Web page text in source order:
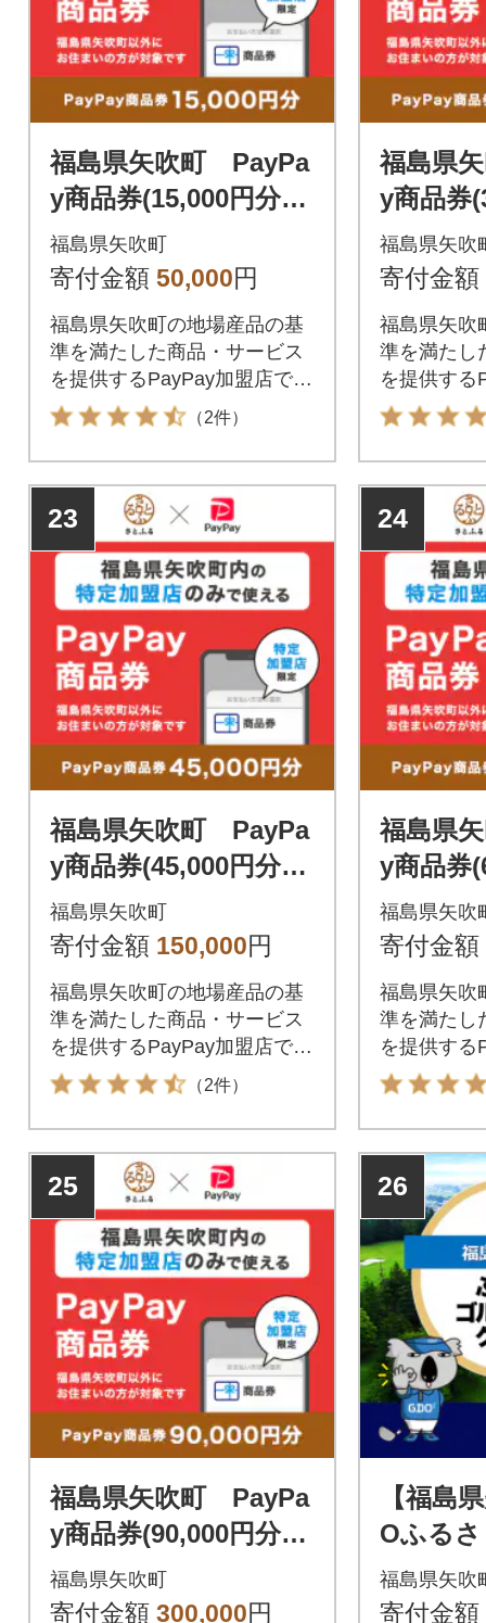
福島県矢吹町 PayPa
y商品券(15,000円分)
※地域内の一部の加盟
店のみで利用可
福島県矢吹町
寄付金額 50,000円
福島県矢吹町の地場産品の基
準を満たした商品・サービス
を提供するPayPay加盟店での
お支払いにご利用いただけま
す。福島県矢吹町在住の方は
PayPay商品券を受け取れませ
んのでご注意ください。
（2件）
福島県
y商品券
※地域内
店のみ
福島県矢吹
寄付金額
福島県矢吹
準を満たし
を提供する
お支払いに
す。福島県
PayPay商
んのでご注
23
福島県矢吹町 PayPa
y商品券(45,000円分)
※地域内の一部の加盟
店のみで利用可
福島県矢吹町
寄付金額 150,000円
福島県矢吹町の地場産品の基
準を満たした商品・サービス
を提供するPayPay加盟店での
お支払いにご利用いただけま
す。福島県矢吹町在住の方は
PayPay商品券を受け取れませ
んのでご注意ください。
（2件）
24
福島県
y商品券
※地域内
店のみ
福島県矢吹
寄付金額
福島県矢吹
準を満たし
を提供する
お支払いに
す。福島県
PayPay商
んのでご注
25
福島県矢吹町 PayPa
y商品券(90,000円分)
※地域内の一部の加盟
店のみで利用可
福島県矢吹町
寄付金額 300,000円
26
【福島
Oふる
ークー
分)
福島県矢吹
寄付金額